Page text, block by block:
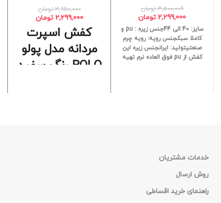
3,500,009 تومان
2,299,000 تومان
سایز: 40 الی 44جنس زیره : pu و
کاملا سبکجنس رویه: رویه چرم
صنعتیتولید: ایرانجنس زیره این
کفش از pu فوق العاده نرم تهیه
شده تا مناسب پیاده روی های
3,950,000 تومان
2,299,000 تومان
کفش اسپرت
مردانه مدل پولو
POLO رنگ سفید
خدمات مشتریان
روش ارسال
راهنمای خرید اقساطی